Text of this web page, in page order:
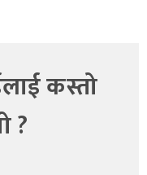
कस्तो
?